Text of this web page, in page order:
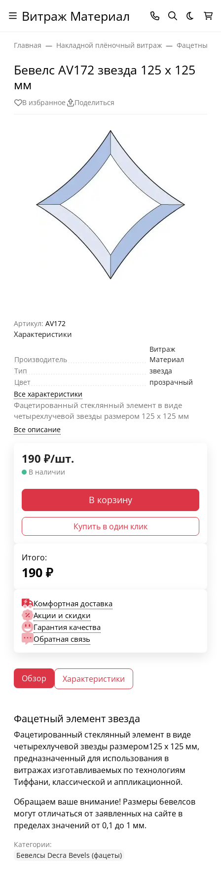
Витраж Материал Темная
Главная Накладной плёночный витраж Фацетные
Бевелс AV172 звезда 125 х 125
мм
В избранное Поделиться
Артикул: AV172
Характеристики
Производитель
Витраж
Материал
Тип
звезда
Цвет
прозрачный
Все характеристики
Фацетированный стеклянный элемент в виде
четырехлучевой звезды размером 125 х 125 мм
Все описание
190 ₽/шт.
В наличии
В корзину
Купить в один клик
Итого:
190 ₽
Комфортная доставка
Акции и скидки
Гарантия качества
Обратная связь
Обзор Характеристики
Фацетный элемент звезда
Фацетированный стеклянный элемент в виде
четырехлучевой звезды размером125 х 125 мм,
предназначенный для использования в
витражах изготавливаемых по технологиям
Тиффани, классической и аппликационной.
Обращаем ваше внимание! Размеры бевелсов
могут отличаться от заявленных на сайте в
пределах значений от 0,1 до 1 мм.
Категории:
Бевелсы Decra Bevels (фацеты)